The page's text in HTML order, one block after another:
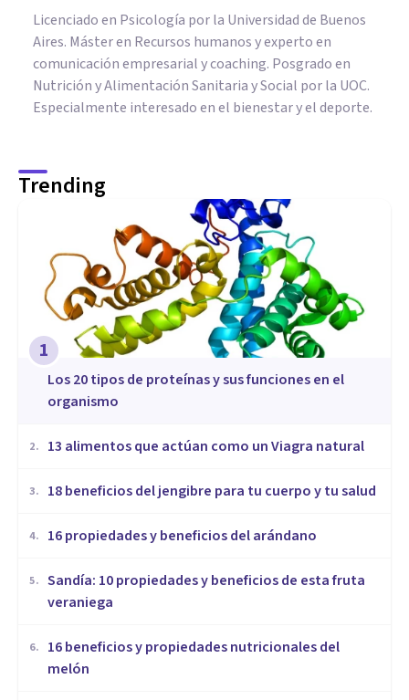
Licenciado en Psicología por la Universidad de Buenos
Aires. Máster en Recursos humanos y experto en
comunicación empresarial y coaching. Posgrado en
Nutrición y Alimentación Sanitaria y Social por la UOC.
Especialmente interesado en el bienestar y el deporte.
Trending
1
​Los 20 tipos de proteínas y sus funciones en el
organismo
2. 13 alimentos que actúan como un Viagra natural
3. 18 beneficios del jengibre para tu cuerpo y tu salud
4. 16 propiedades y beneficios del arándano
5. Sandía: 10 propiedades y beneficios de esta fruta
veraniega
6.
16 beneficios y propiedades nutricionales del
melón